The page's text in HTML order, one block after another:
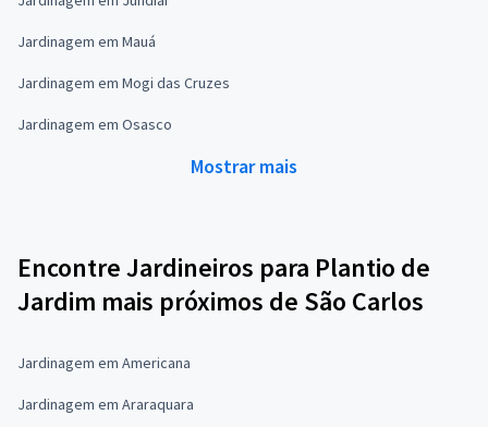
Jardinagem em Mauá
Jardinagem em Mogi das Cruzes
Jardinagem em Osasco
Mostrar mais
Encontre Jardineiros para Plantio de
Jardim mais próximos de São Carlos
Jardinagem em Americana
Jardinagem em Araraquara